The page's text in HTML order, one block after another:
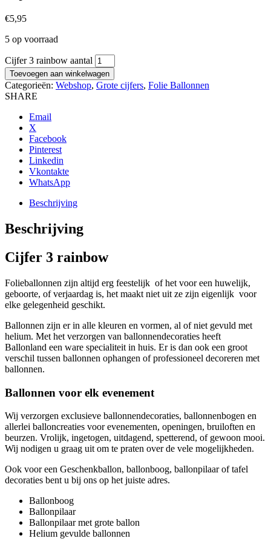
€5,95
5 op voorraad
Cijfer 3 rainbow aantal
Toevoegen aan winkelwagen
Categorieën: Webshop, Grote cijfers, Folie Ballonnen
SHARE
Email
X
Facebook
Pinterest
Linkedin
Vkontakte
WhatsApp
Beschrijving
Beschrijving
Cijfer 3 rainbow
Folieballonnen zijn altijd erg feestelijk of het voor een huwelijk,
geboorte, of verjaardag is, het maakt niet uit ze zijn eigenlijk voor
elke gelegenheid geschikt.
Ballonnen zijn er in alle kleuren en vormen, al of niet gevuld met
helium. Met het verzorgen van ballonnendecoraties heeft
Ballonland een ware specialiteit in huis. Er is dan ook een groot
verschil tussen ballonnen ophangen of professioneel decoreren met
ballonnen.
Ballonnen voor elk evenement
Wij verzorgen exclusieve ballonnendecoraties, ballonnenbogen en
allerlei balloncreaties voor evenementen, openingen, bruiloften en
beurzen. Vrolijk, ingetogen, uitdagend, spetterend, of gewoon mooi.
Wij nodigen u graag uit om te praten over de vele mogelijkheden.
Ook voor een Geschenkballon, ballonboog, ballonpilaar of tafel
decoraties bent u bij ons op het juiste adres.
Ballonboog
Ballonpilaar
Ballonpilaar met grote ballon
Helium gevulde ballonnen